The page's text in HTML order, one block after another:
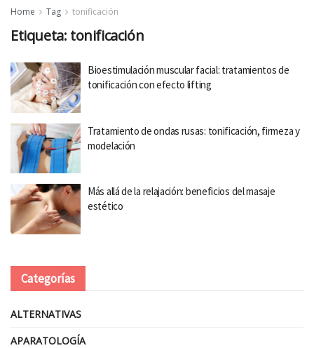
Home Tag tonificación
Etiqueta: tonificación
Bioestimulación muscular facial: tratamientos de
tonificación con efecto lifting
Tratamiento de ondas rusas: tonificación, firmeza y
modelación
Más allá de la relajación: beneficios del masaje
estético
Categorías
ALTERNATIVAS
APARATOLOGÍA